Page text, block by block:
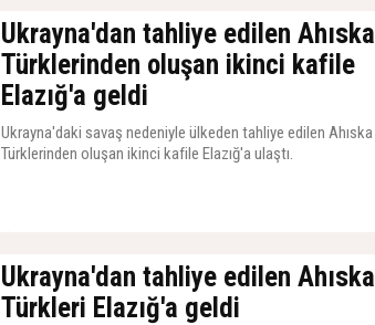
Ukrayna'dan tahliye edilen Ahıska
Türklerinden oluşan ikinci kafile
Elazığ'a geldi
Ukrayna'daki savaş nedeniyle ülkeden tahliye edilen Ahıska
Türklerinden oluşan ikinci kafile Elazığ'a ulaştı.
Ukrayna'dan tahliye edilen Ahıska
Türkleri Elazığ'a geldi